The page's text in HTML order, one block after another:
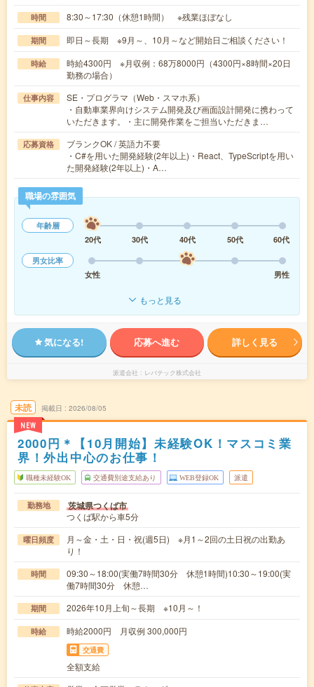
時間 8:30～17:30（休憩1時間） ※残業ほぼなし
期間 即日～長期 ※9月～、10月～など開始日ご相談ください！
時給
時給4300円 ※月収例：68万8000円（4300円×8時間×20日
勤務の場合）
仕事内容
SE・プログラマ（Web・スマホ系）
・自動車業界向けシステム開発及び画面設計開発に携わって
いただきます。・主に開発作業をご担当いただきま…
応募資格
ブランクOK / 英語力不要
・C#を用いた開発経験(2年以上)・React、TypeScriptを用い
た開発経験(2年以上)・A…
職場の雰囲気
年齢層
20代
30代 40代 50代
60代
男女比率
女性
男性
もっと見る
気になる! 応募へ進む 詳しく見る
派遣会社 レバテック株式会社
未読
NEW
掲載日 2026/08/05
2000円＊【10月開始】未経験OK！マスコミ業
界！外出中心のお仕事！
職種未経験OK 交通費別途支給あり WEB登録OK 派遣
勤務地 茨城県つくば市
つくば駅から車5分
曜日頻度
月～金・土・日・祝(週5日) ※月1～2回の土日祝の出勤あ
り！
時間
09:30～18:00(実働7時間30分 休憩1時間)10:30～19:00(実
働7時間30分 休憩…
期間 2026年10月上旬～長期 ※10月～！
時給 時給2000円 月収例 300,000円
交通費
全額支給